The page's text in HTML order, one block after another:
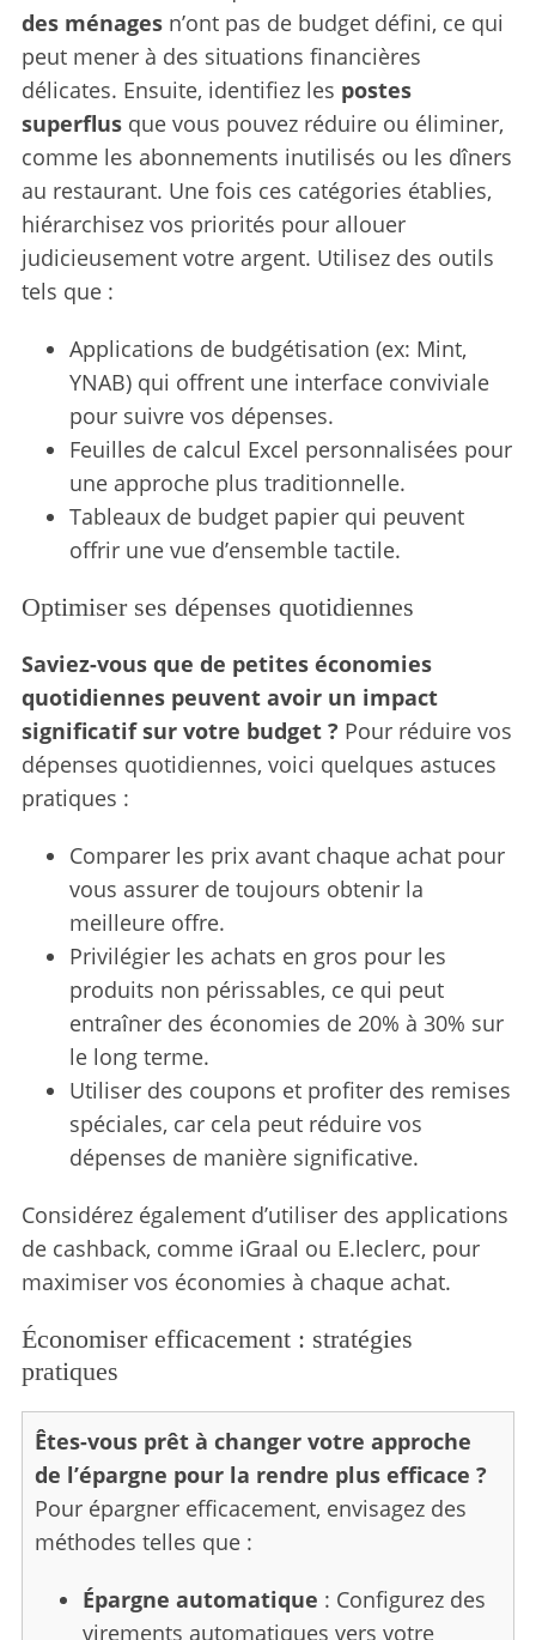
des ménagesn’ont pas de budget défini, ce qui
peut mener à des situations financières
délicates. Ensuite, identifiez les postes
superflusque vous pouvez réduire ou éliminer,
comme les abonnements inutilisés ou les dîners
au restaurant. Une fois ces catégories établies,
hiérarchisez vos priorités pour allouer
judicieusement votre argent. Utilisez des outils
tels que :
Applications de budgétisation (ex: Mint,
YNAB) qui offrent une interface conviviale
pour suivre vos dépenses.
Feuilles de calcul Excel personnalisées pour
une approche plus traditionnelle.
Tableaux de budget papier qui peuvent
offrir une vue d’ensemble tactile.
Optimiser ses dépenses quotidiennes
Saviez-vous que de petites économies
quotidiennes peuvent avoir un impact
significatif sur votre budget ? Pour réduire vos
dépenses quotidiennes, voici quelques astuces
pratiques :
Comparer les prix avant chaque achat pour
vous assurer de toujours obtenir la
meilleure offre.
Privilégier les achats en gros pour les
produits non périssables, ce qui peut
entraîner des économies de 20% à 30% sur
le long terme.
Utiliser des coupons et profiter des remises
spéciales, car cela peut réduire vos
dépenses de manière significative.
Considérez également d’utiliser des applications
de cashback, comme iGraal ou E.leclerc, pour
maximiser vos économies à chaque achat.
Économiser efficacement : stratégies
pratiques
Êtes-vous prêt à changer votre approche
de l’épargne pour la rendre plus efficace ?
Pour épargner efficacement, envisagez des
méthodes telles que :
Épargne automatique : Configurez des
virements automatiques vers votre
e
r
c
h
f
r
: